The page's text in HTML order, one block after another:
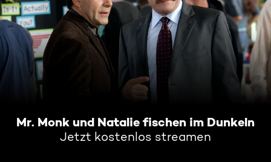
Mr. Monk und Natalie fischen im Dunkeln
Jetzt kostenlos streamen